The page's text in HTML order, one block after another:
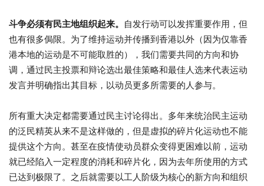
斗争必须有民主地组织起来。 自发行动可以发挥重要作用，但
也有很多侷限。为了维持运动并传播到香港以外（因为仅靠香
港本地的运动是不可能取胜的），我们需要共同的方向和协
调，通过民主投票和辩论选出最佳策略和最佳人选来代表运动
发言并明确指出其目标，以动员更多所需要的人参与。
所有重大决定都需要通过民主讨论得出。多年来统治民主运动
的泛民精英从来不是这样做的，但是虚拟的碎片化运动也不能
提供这个方向。甚至在疫情使动员群众变得更困难以前，运动
就已经陷入一定程度的消耗和碎片化，因为去年所使用的方式
已达到极限了。之后就需要以工人阶级为核心的新方向和组织